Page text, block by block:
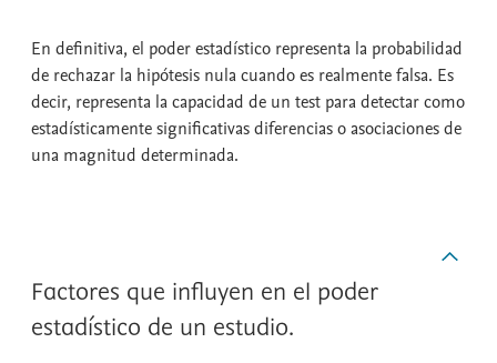
En definitiva, el poder estadístico representa la probabilidad
de rechazar la hipótesis nula cuando es realmente falsa. Es
decir, representa la capacidad de un test para detectar como
estadísticamente significativas diferencias o asociaciones de
una magnitud determinada.
Factores que influyen en el poder
estadístico de un estudio.